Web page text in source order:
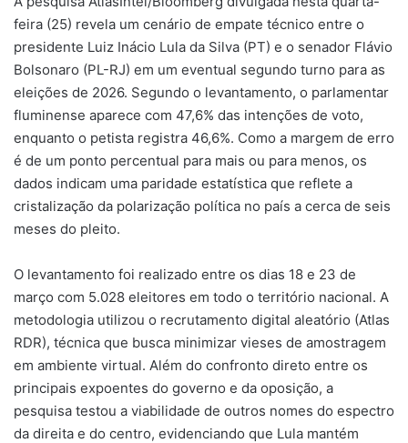
feira (25) revela um cenário de empate técnico entre o
presidente Luiz Inácio Lula da Silva (PT) e o senador Flávio
Bolsonaro (PL-RJ) em um eventual segundo turno para as
eleições de 2026. Segundo o levantamento, o parlamentar
fluminense aparece com 47,6% das intenções de voto,
enquanto o petista registra 46,6%. Como a margem de erro
é de um ponto percentual para mais ou para menos, os
dados indicam uma paridade estatística que reflete a
cristalização da polarização política no país a cerca de seis
meses do pleito.
O levantamento foi realizado entre os dias 18 e 23 de
março com 5.028 eleitores em todo o território nacional. A
metodologia utilizou o recrutamento digital aleatório (Atlas
RDR), técnica que busca minimizar vieses de amostragem
em ambiente virtual. Além do confronto direto entre os
principais expoentes do governo e da oposição, a
pesquisa testou a viabilidade de outros nomes do espectro
da direita e do centro, evidenciando que Lula mantém